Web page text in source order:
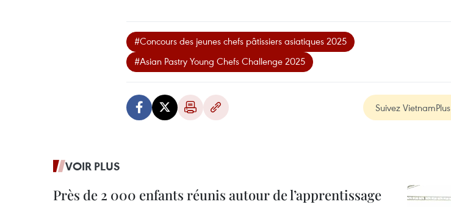
#Concours des jeunes chefs pâtissiers asiatiques 2025
#Asian Pastry Young Chefs Challenge 2025
Suivez VietnamPlus
VOIR PLUS
Près de 2 000 enfants réunis autour de l’apprentissage